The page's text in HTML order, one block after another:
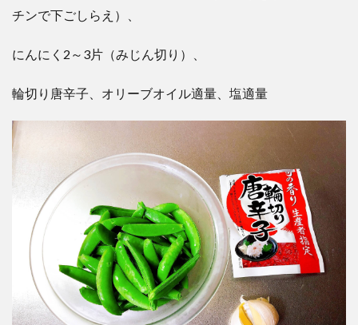
チンで下ごしらえ）、
にんにく2～3片（みじん切り）、
輪切り唐辛子、オリーブオイル適量、塩適量